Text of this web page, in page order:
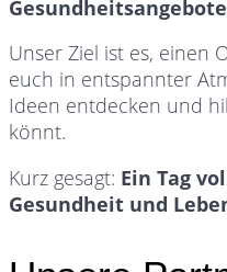
Gesundheitsangebote
Unser Ziel ist es, einen
euch in entspannter
Ideen entdecken und
könnt.
Kurz gesagt: Ein Tag
Gesundheit und